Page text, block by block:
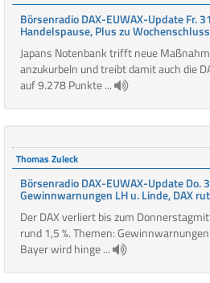
Börsenradio DAX-EUWAX-Update Fr.
Handelspause, Plus zu
Japans Notenbank trifft neue
anzukurbeln und treibt damit auch die
auf 9.278 Punkte ...
Thomas Zuleck
Börsenradio DAX-EUWAX-Update Do.
Gewinnwarnungen LH u. Linde, DAX
Der DAX verliert bis zum
rund 1,5 %. Themen:
Bayer wird hinge ...